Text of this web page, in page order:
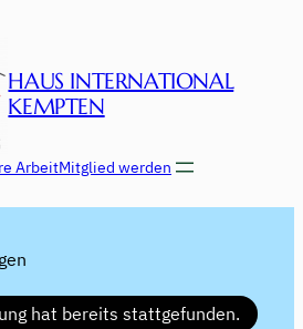
HAUS INTERNATIONAL
KEMPTEN
ArbeitMitglied werden
hat bereits stattgefunden.